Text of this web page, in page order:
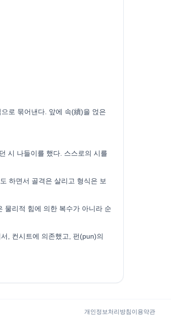
로 묶어낸다. 앞에 속(續)을 얹은
시 나들이를 했다. 스스로의 시를
하면서 골격은 살리고 형식은 보
물리적 힘에 의한 복수가 아니라 순
, 컨시트에 의존했고, 펀(pun)의
개인정보처리방침 이용약관